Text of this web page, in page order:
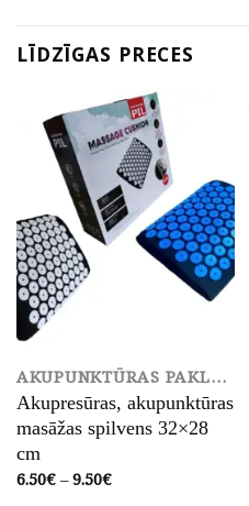
LĪDZĪGAS PRECES
AKUPUNKTŪRAS PAKLĀJS
Akupresūras, akupunktūras
masāžas spilvens 32×28
cm
6.50€–9.50€Price
range: